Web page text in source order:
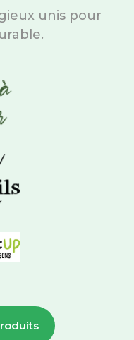
unis pour